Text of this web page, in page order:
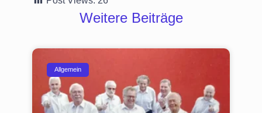
Weitere Beiträge
Allgemein